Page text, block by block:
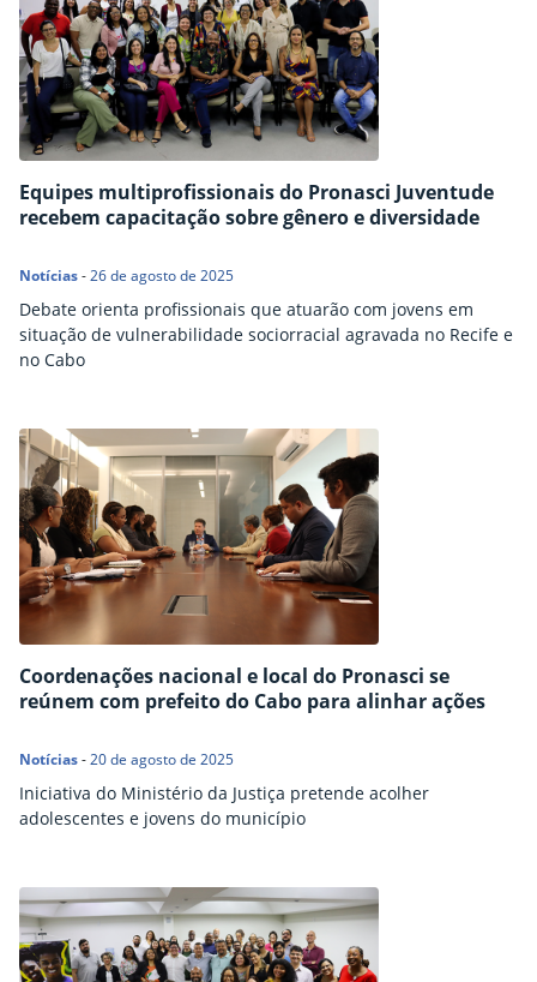
Equipes multiprofissionais do Pronasci Juventude
recebem capacitação sobre gênero e diversidade
Notícias-26 de agosto de 2025
Debate orienta profissionais que atuarão com jovens em
situação de vulnerabilidade sociorracial agravada no Recife e
no Cabo
Coordenações nacional e local do Pronasci se
reúnem com prefeito do Cabo para alinhar ações
Notícias-20 de agosto de 2025
Iniciativa do Ministério da Justiça pretende acolher
adolescentes e jovens do município